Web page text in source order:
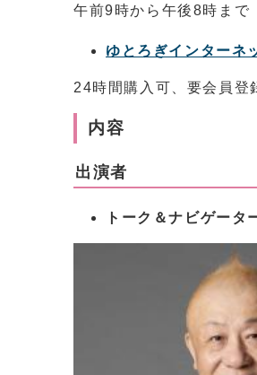
午前9時から午後8時まで
ゆとろぎインターネ
24時間購入可、要会員登
内容
出演者
トーク＆ナビゲータ